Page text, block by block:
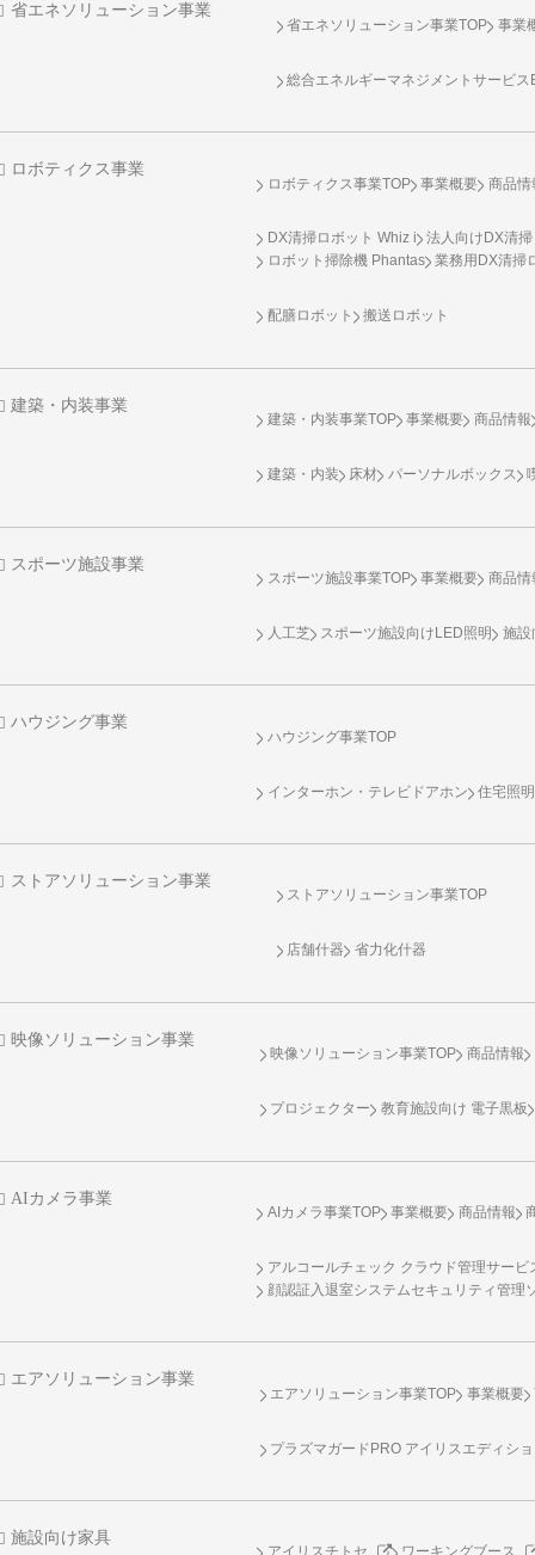
省エネソリューション事業
省エネソリューション事業TOP 事業
総合エネルギーマネジメントサービ
ロボティクス事業
ロボティクス事業TOP 事業概要 商品情
DX清掃ロボット Whiz i
法人向けDX清
ロボット掃除機 Phantas
業務用DX清掃
配膳ロボット 搬送ロボット
建築・内装事業
建築・内装事業TOP 事業概要 商品情報
建築・内装 床材 パーソナルボックス
スポーツ施設事業
スポーツ施設事業TOP 事業概要 商品情
人工芝 スポーツ施設向けLED照明 施設
ハウジング事業
ハウジング事業TOP
インターホン・テレビドアホン 住宅照明
ストアソリューション事業
ストアソリューション事業TOP
店舗什器 省力化什器
映像ソリューション事業
映像ソリューション事業TOP 商品情報
プロジェクター 教育施設向け 電子黒板
AIカメラ事業
AIカメラ事業TOP 事業概要 商品情報
アルコールチェック クラウド管理サービ
顔認証入退室システムセキュリティ管理
エアソリューション事業
エアソリューション事業TOP 事業概要
プラズマガードPRO アイリスエディシ
施設向け家具